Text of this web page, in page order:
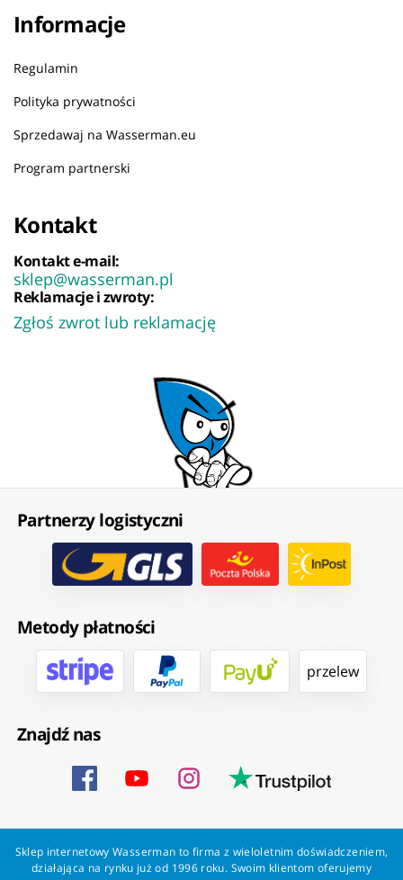
Informacje
Regulamin
Polityka prywatności
Sprzedawaj na Wasserman.eu
Program partnerski
Kontakt
Kontakt e-mail:
sklep@wasserman.pl
Reklamacje i zwroty:
Zgłoś zwrot lub reklamację
Partnerzy logistyczni
Metody płatności
przelew
Znajdź nas
Sklep internetowy Wasserman to firma z wieloletnim doświadczeniem,
działająca na rynku już od 1996 roku. Swoim klientom oferujemy